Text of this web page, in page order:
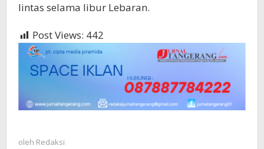
lintas selama libur Lebaran.
Post Views: 442
oleh Redaksi